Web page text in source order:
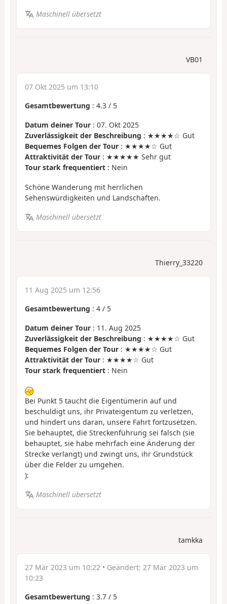
Maschinell übersetzt
VB01
07 Okt 2025 um 13:10
Gesamtbewertung : 4.3 / 5
Datum deiner Tour : 07. Okt 2025
Zuverlässigkeit der Beschreibung : ★★★★☆ Gut
Bequemes Folgen der Tour : ★★★★☆ Gut
Attraktivität der Tour : ★★★★★ Sehr gut
Tour stark frequentiert : Nein
Schöne Wanderung mit herrlichen
Sehenswürdigkeiten und Landschaften.
Maschinell übersetzt
Thierry_33220
11 Aug 2025 um 12:56
Gesamtbewertung : 4 / 5
Datum deiner Tour : 11. Aug 2025
Zuverlässigkeit der Beschreibung : ★★★★☆ Gut
Bequemes Folgen der Tour : ★★★★☆ Gut
Attraktivität der Tour : ★★★★☆ Gut
Tour stark frequentiert : Nein
Bei Punkt 5 taucht die Eigentümerin auf und
beschuldigt uns, ihr Privateigentum zu verletzen,
und hindert uns daran, unsere Fahrt fortzusetzen.
Sie behauptet, die Streckenführung sei falsch (sie
behauptet, sie habe mehrfach eine Änderung der
Strecke verlangt) und zwingt uns, ihr Grundstück
über die Felder zu umgehen.
):
Maschinell übersetzt
tamkka
27 Mär 2023 um 10:22 • Geändert: 27 Mär 2023 um
10:23
Gesamtbewertung : 3.7 / 5